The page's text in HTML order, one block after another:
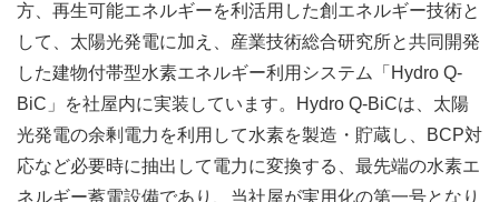
方、再生可能エネルギーを利活用した創エネルギー技術と
して、太陽光発電に加え、産業技術総合研究所と共同開発
した建物付帯型水素エネルギー利用システム「Hydro Q-
BiC」を社屋内に実装しています。Hydro Q-BiCは、太陽
光発電の余剰電力を利用して水素を製造・貯蔵し、BCP対
応など必要時に抽出して電力に変換する、最先端の水素エ
ネルギー蓄電設備であり、当社屋が実用化の第一号となり